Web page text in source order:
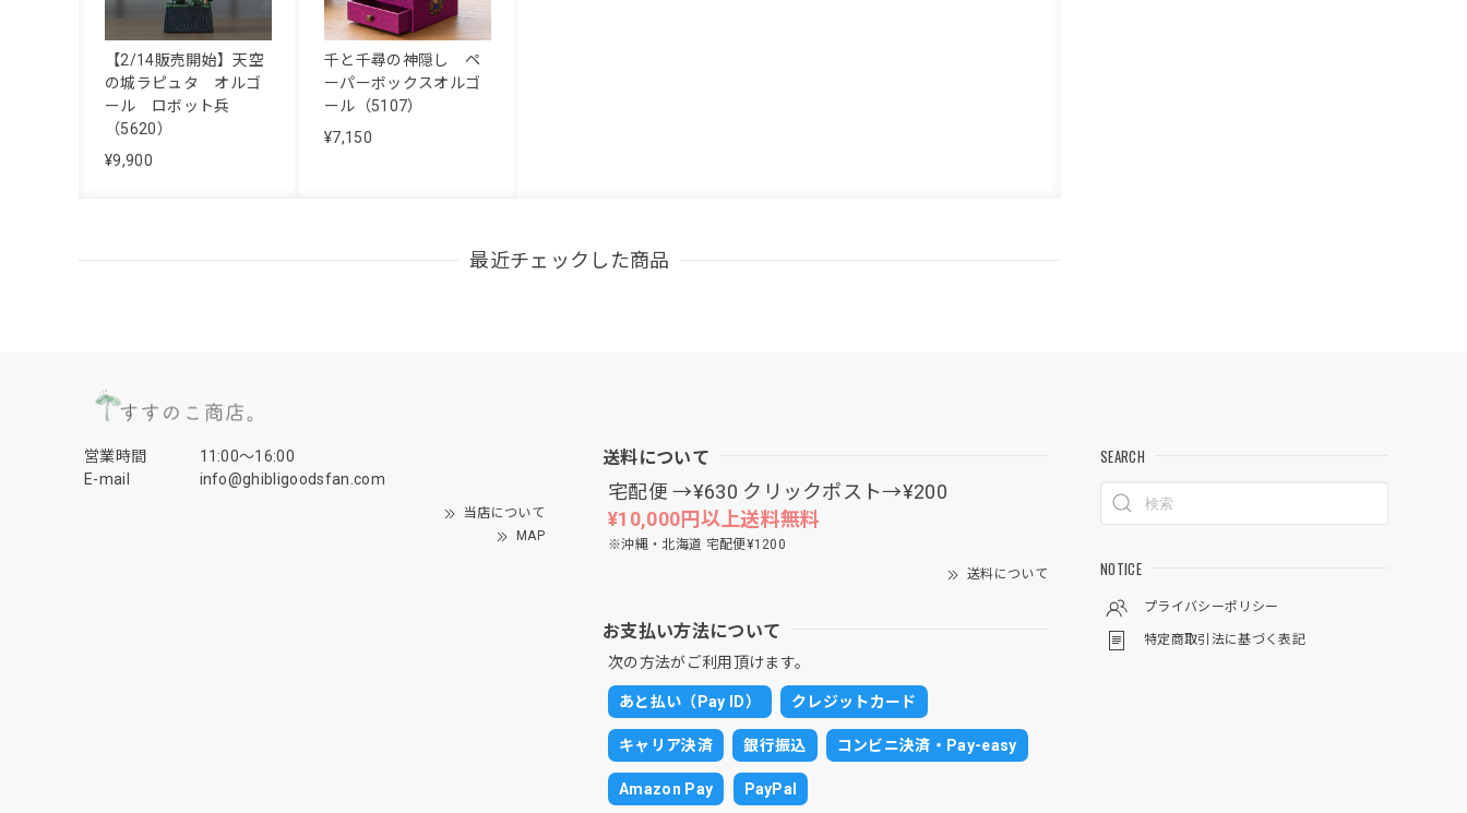
【2/14販売開始】天空
の城ラピュタ オルゴ
ール ロボット兵
（5620）
¥9,900
千と千尋の神隠し ペ
ーパーボックスオルゴ
ール（5107）
¥7,150
最近チェックした商品
営業時間
11:00〜16:00
E-mail
info@ghibligoodsfan.com
当店について
MAP
送料について
宅配便 →¥630 クリックポスト→¥200
¥10,000円以上送料無料
※沖縄・北海道 宅配便¥1200
送料について
お支払い方法について
次の方法がご利用頂けます。
あと払い（Pay ID） クレジットカード
キャリア決済 銀行振込 コンビニ決済・Pay-easy
Amazon Pay PayPal
SEARCH
NOTICE
プライバシーポリシー
特定商取引法に基づく表記